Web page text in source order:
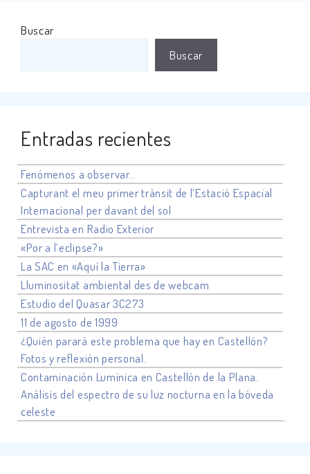
Buscar
Buscar
Entradas recientes
Fenómenos a observar…
Capturant el meu primer trànsit de l’Estació Espacial
Internacional per davant del sol
Entrevista en Radio Exterior
«Por a l’eclipse?»
La SAC en «Aquí la Tierra»
Lluminositat ambiental des de webcam
Estudio del Quasar 3C273
11 de agosto de 1999
¿Quién parará este problema que hay en Castellón?
Fotos y reflexión personal.
Contaminación Lumínica en Castellón de la Plana.
Análisis del espectro de su luz nocturna en la bóveda
celeste